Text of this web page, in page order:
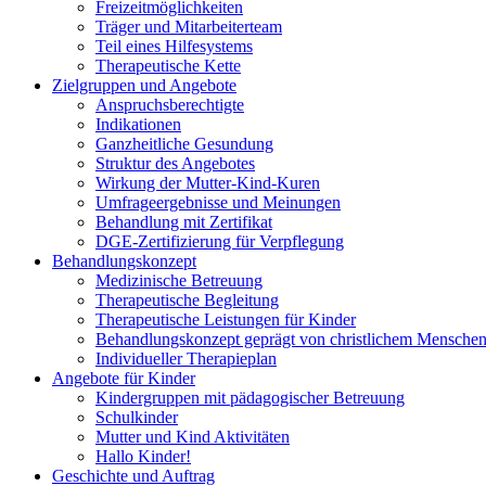
Freizeitmöglichkeiten
Träger und Mitarbeiterteam
Teil eines Hilfesystems
Therapeutische Kette
Zielgruppen und Angebote
Anspruchsberechtigte
Indikationen
Ganzheitliche Gesundung
Struktur des Angebotes
Wirkung der Mutter-Kind-Kuren
Umfrageergebnisse und Meinungen
Behandlung mit Zertifikat
DGE-Zertifizierung für Verpflegung
Behandlungskonzept
Medizinische Betreuung
Therapeutische Begleitung
Therapeutische Leistungen für Kinder
Behandlungskonzept geprägt von christlichem
Individueller Therapieplan
Angebote für Kinder
Kindergruppen mit pädagogischer Betreuung
Schulkinder
Mutter und Kind Aktivitäten
Hallo Kinder!
Geschichte und Auftrag